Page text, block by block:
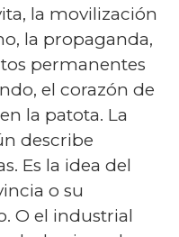
la movilización
la propaganda,
permanentes
el corazón de
la patota. La
describe
Es la idea del
o su
O el industrial